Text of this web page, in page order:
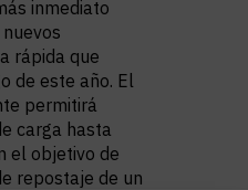
inmediato
rápida que
de este año. El
permitirá
carga hasta
el objetivo de
repostaje de un